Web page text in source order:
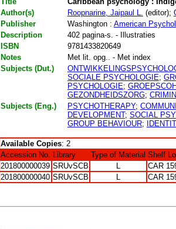
Author(s)
Roopnarine, Jaipaul L. (editor);
Publisher
Washington : American
Description
402 pagina-s. - Illustraties
ISBN
9781433820649
Notes
Met lit. opg.. - Met index
Subjects (Dut.)
SOCIALE PSYCHOLOGIE;
PSYCHOLOGIE;
GEZONDHEIDSZORG;
Subjects (Eng.)
PSYCHOTHERAPY;
DEVELOPMENT; SOCIAL
GROUP BEHAVIOUR;
Available Copies: 2
Accession No. Library Type of Material Shelf
201800000039 SRUvSCB L
CAR
201800000040 SRUvSCB L CAR